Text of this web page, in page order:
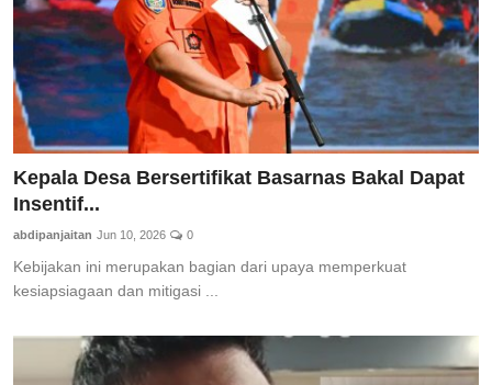
Kepala Desa Bersertifikat Basarnas Bakal Dapat
Insentif...
abdipanjaitan Jun 10, 2026 0
Kebijakan ini merupakan bagian dari upaya memperkuat
kesiapsiagaan dan mitigasi ...